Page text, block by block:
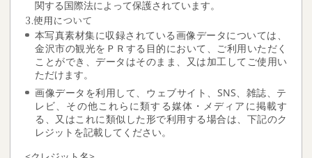
関する国際法によって保護されています。
3.使用について
本写真素材集に収録されている画像データについては、
金沢市の観光をＰＲする目的において、ご利用いただく
ことができ、データはそのまま、又は加工してご使用い
ただけます。
画像データを利用して、ウェブサイト、SNS、雑誌、テ
レビ、その他これらに類する媒体・メディアに掲載す
る、又はこれに類似した形で利用する場合は、下記のク
レジットを記載してください。